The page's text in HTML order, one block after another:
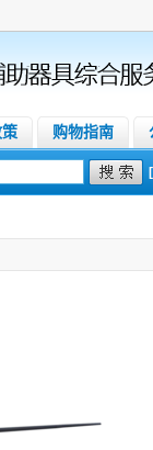
购物指南